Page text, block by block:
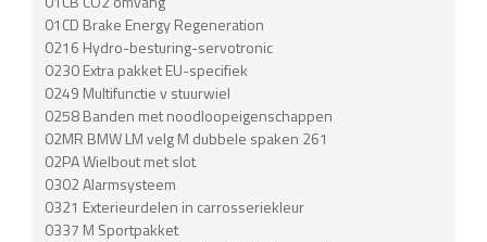
01CD Brake Energy Regeneration
0216 Hydro-besturing-servotronic
0230 Extra pakket EU-specifiek
0249 Multifunctie v stuurwiel
0258 Banden met noodloopeigenschappen
02MR BMW LM velg M dubbele spaken 261
02PA Wielbout met slot
0302 Alarmsysteem
0321 Exterieurdelen in carrosseriekleur
0337 M Sportpakket